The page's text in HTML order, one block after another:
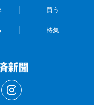
買う
特集